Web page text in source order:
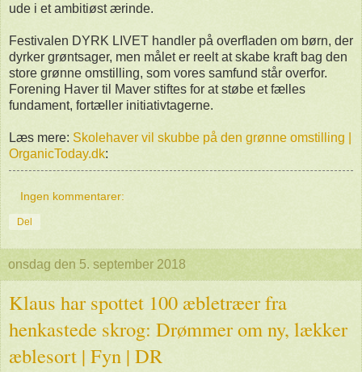
ude i et ambitiøst ærinde.
Festivalen DYRK LIVET handler på overfladen om børn, der
dyrker grøntsager, men målet er reelt at skabe kraft bag den
store grønne omstilling, som vores samfund står overfor.
Forening Haver til Maver stiftes for at støbe et fælles
fundament, fortæller initiativtagerne.
Læs mere: Skolehaver vil skubbe på den grønne omstilling |
OrganicToday.dk:
Ingen kommentarer:
Del
onsdag den 5. september 2018
Klaus har spottet 100 æbletræer fra
henkastede skrog: Drømmer om ny, lækker
æblesort | Fyn | DR